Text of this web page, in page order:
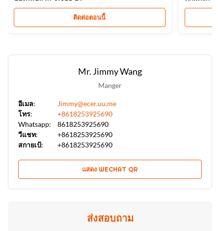
ติดต่อตอนนี้
Mr. Jimmy Wang
Manger
อีเมล:
Jimmy@ecer.uu.me
โทร:
+8618253925690
Whatsapp:
8618253925690
วีแชท:
+8618253925690
สกายเป้:
+8618253925690
แสดง WECHAT QR
ส่งสอบถาม